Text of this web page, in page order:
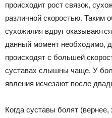
происходит рост связок,
различной скоростью. Таким
сухожилия вдруг
данный момент необходимо,
происходят с большей
суставах слышны чаще. У
явления исчезают после
Когда суставы болят